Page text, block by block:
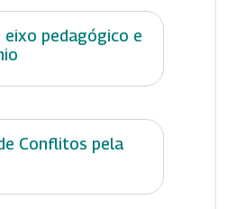
eixo pedagógico e
Conflitos pela